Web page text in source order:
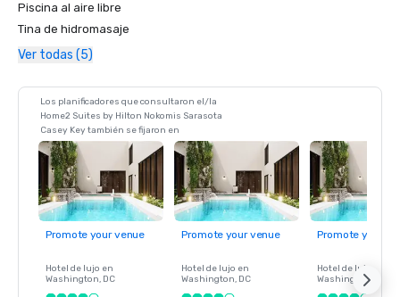
Piscina al aire libre
Tina de hidromasaje
Ver todas (5)
Los planificadores que consultaron el/la
Home2 Suites by Hilton Nokomis Sarasota
Casey Key también se fijaron en
Promote your venue
Hotel de lujo en
Washington, DC
Promote your venue
Hotel de lujo en
Washington, DC
Promote your
Hotel de lujo en
Washington